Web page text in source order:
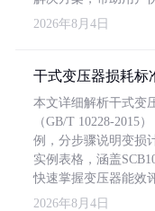
2026年8月4日
干式变压器损耗标
本文详细解析干式变
（GB/T 10228-2015
例，分步骤说明变损
实例表格，涵盖
快速掌握变压器能效
2026年8月4日